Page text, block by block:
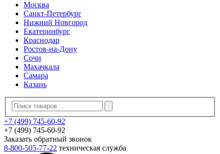
Москва
Санкт-Петербург
Нижний Новгород
Екатеринбург
Краснодар
Ростов-на-Дону
Сочи
Махачкала
Самара
Казань
+7 (499) 745-60-92
+7 (499) 745-60-92
Заказать обратный звонок
8-800-505-77-22 техническая служба